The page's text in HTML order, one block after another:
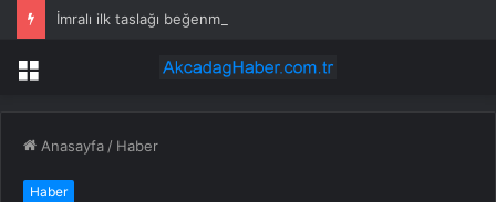
İmralı ilk taslağı beğenmemiş
Menü
Anasayfa / Haber
Haber